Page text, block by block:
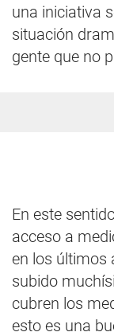
una iniciativa
situación
gente que no
En este
acceso a
en los últimos
subido
cubren los
esto es una